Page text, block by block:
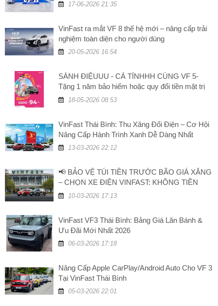
17-06-2026 21:35
VinFast ra mắt VF 8 thế hệ mới – nâng cấp trải
nghiệm toàn diện cho người dùng
20-05-2026 16:54
SÀNH ĐIỆUUU - CÁ TÍNHHH CÙNG VF 5-
Tặng 1 năm bảo hiểm hoặc quy đổi tiền mặt trị
giá 5 triệu đồng
18-05-2026 08:53
VinFast Thái Bình: Thu Xăng Đổi Điện – Cơ Hội
Nâng Cấp Hành Trình Xanh Dễ Dàng Nhất
13-03-2026 22:12
📢 BẢO VỆ TÚI TIỀN TRƯỚC BÃO GIÁ XĂNG
– CHỌN XE ĐIỆN VINFAST: KHÔNG TIỀN
XĂNG, TĂNG GIÁ TRỊ!
10-03-2026 17:13
VinFast VF3 Thái Bình: Bảng Giá Lăn Bánh &
Ưu Đãi Mới Nhất 2026
06-03-2026 17:18
Nâng Cấp Apple CarPlay/Android Auto Cho VF 3
Tại VinFast Thái Bình
05-03-2026 22:01